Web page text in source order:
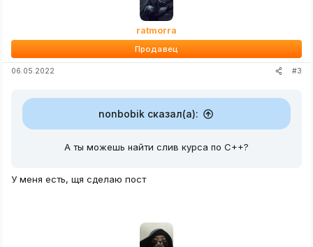
ratmorra
Продавец
06.05.2022 #3
nonbobik сказал(а):
А ты можешь найти слив курса по C++?
У меня есть, щя сделаю пост